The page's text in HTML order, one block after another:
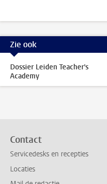
Zie ook
Dossier Leiden Teacher's
Academy
Contact
Servicedesks en recepties
Locaties